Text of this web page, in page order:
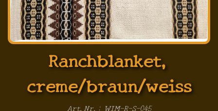
Ranchblanket,
creme/braun/weiss
Art.Nr.: WIM-R-S-045